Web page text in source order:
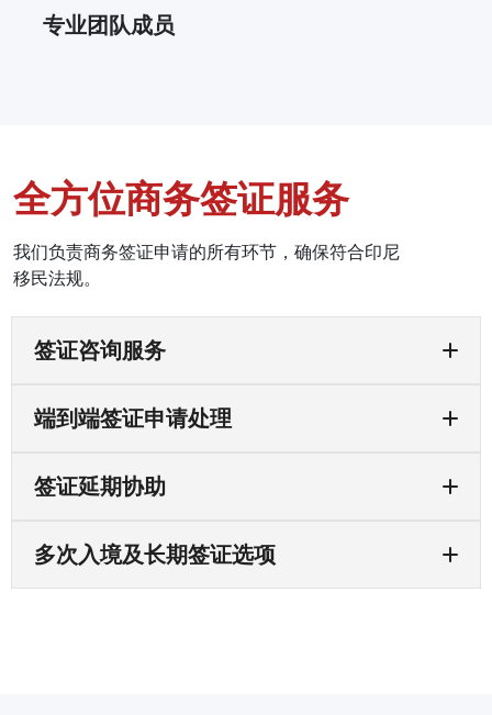
专业团队成员
全方位商务签证服务
我们负责商务签证申请的所有环节，确保符合印尼
移民法规。
签证咨询服务
端到端签证申请处理
签证延期协助
多次入境及长期签证选项